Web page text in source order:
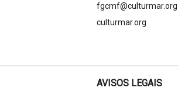
fgcmf@culturmar.org
culturmar.org
AVISOS LEGAIS